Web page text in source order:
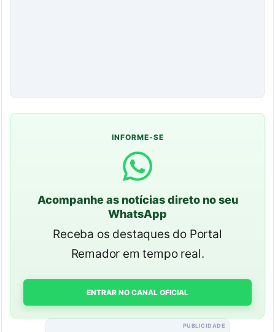
INFORME-SE
Acompanhe as notícias direto no seu
WhatsApp
Receba os destaques do Portal
Remador em tempo real.
ENTRAR NO CANAL OFICIAL
PUBLICIDADE